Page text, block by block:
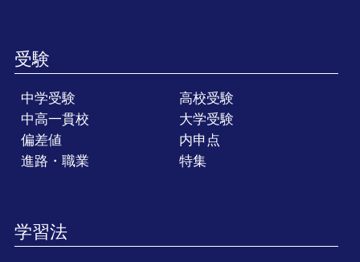
受験
中学受験
高校受験
中高一貫校
大学受験
偏差値
内申点
進路・職業
特集
学習法